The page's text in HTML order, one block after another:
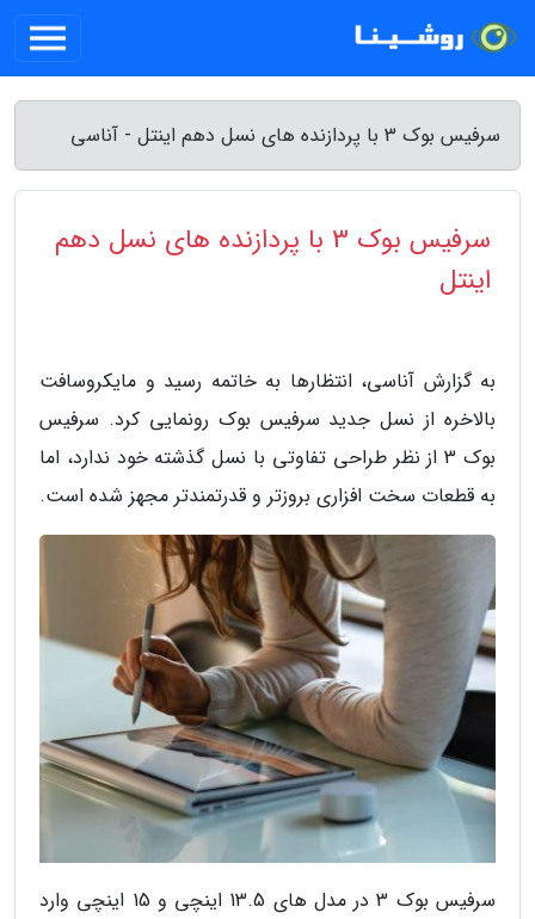
سرفیس بوک 3 با پردازنده های نسل دهم اینتل - آناسی
سرفیس بوک 3 با پردازنده های نسل دهم
اینتل
به گزارش آناسی، انتظارها به خاتمه رسید و مایکروسافت
بالاخره از نسل جدید سرفیس بوک رونمایی کرد. سرفیس
بوک 3 از نظر طراحی تفاوتی با نسل گذشته خود ندارد، اما
به قطعات سخت افزاری بروزتر و قدرتمندتر مجهز شده است.
سرفیس بوک 3 در مدل های 13.5 اینچی و 15 اینچی وارد